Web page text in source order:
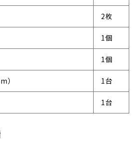
2枚
1個
1個
） 1台
1台